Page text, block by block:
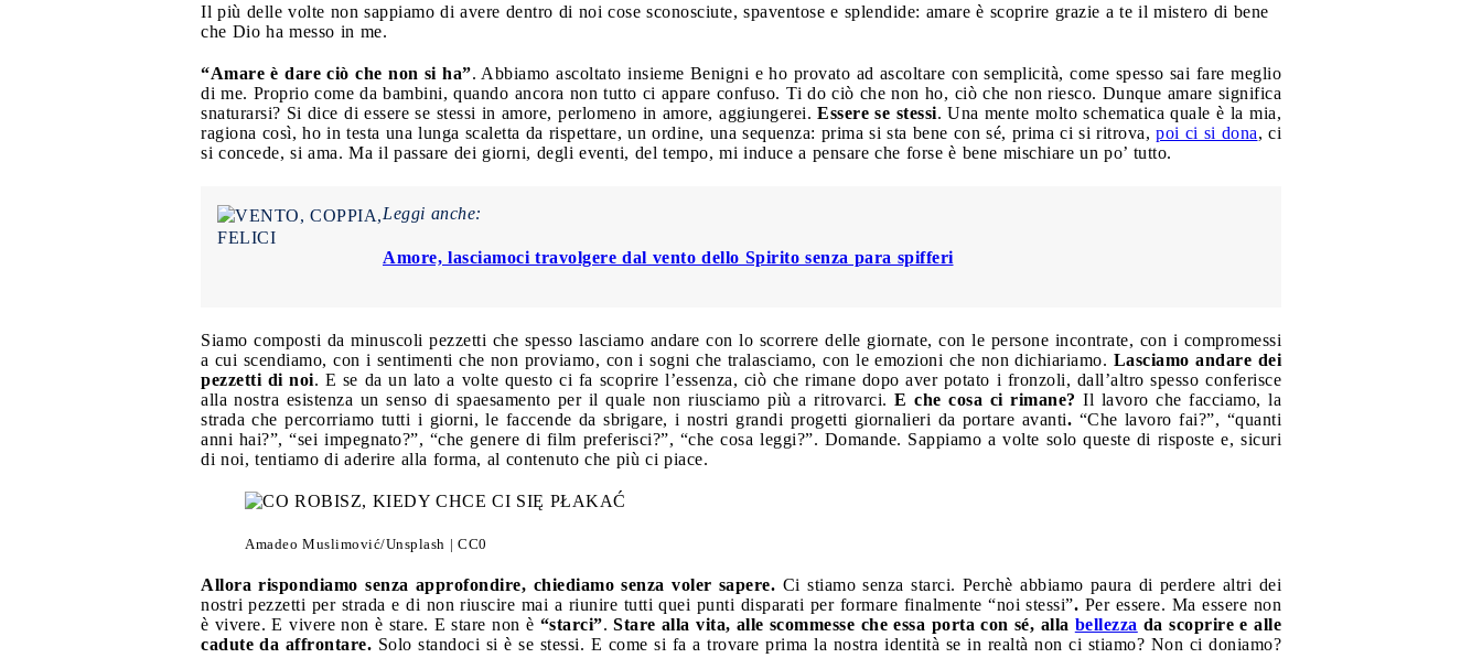
Il più delle volte non sappiamo di avere dentro di noi cose sconosciute, spaventose e splendide: amare è scoprire grazie a te il mistero di bene
che Dio ha messo in me.
“Amare è dare ciò che non si ha”. Abbiamo ascoltato insieme Benigni e ho provato ad ascoltare con semplicità, come spesso sai fare meglio
di me. Proprio come da bambini, quando ancora non tutto ci appare confuso. Ti do ciò che non ho, ciò che non riesco. Dunque amare significa
snaturarsi? Si dice di essere se stessi in amore, perlomeno in amore, aggiungerei.Essere se stessi. Una mente molto schematica quale è la mia,
ragiona così, ho in testa una lunga scaletta da rispettare, un ordine, una sequenza: prima si sta bene con sé, prima ci si ritrova, poi ci si dona, ci
si concede, si ama. Ma il passare dei giorni, degli eventi, del tempo, mi induce a pensare che forse è bene mischiare un po’ tutto.
Leggi anche:
Amore, lasciamoci travolgere dal vento dello Spirito senza para spifferi
Siamo composti da minuscoli pezzetti che spesso lasciamo andare con lo scorrere delle giornate, con le persone incontrate, con i compromessi
a cui scendiamo, con i sentimenti che non proviamo, con i sogni che tralasciamo, con le emozioni che non dichiariamo. Lasciamo andare dei
pezzetti di noi. E se da un lato a volte questo ci fa scoprire l’essenza, ciò che rimane dopo aver potato i fronzoli, dall’altro spesso conferisce
alla nostra esistenza un senso di spaesamento per il quale non riusciamo più a ritrovarci.E che cosa ci rimane?Il lavoro che facciamo, la
strada che percorriamo tutti i giorni, le faccende da sbrigare, i nostri grandi progetti giornalieri da portare avanti. “Che lavoro fai?”, “quanti
anni hai?”, “sei impegnato?”, “che genere di film preferisci?”, “che cosa leggi?”. Domande. Sappiamo a volte solo queste di risposte e, sicuri
di noi, tentiamo di aderire alla forma, al contenuto che più ci piace.
Amadeo Muslimović/Unsplash | CC0
Allora rispondiamo senza approfondire, chiediamo senza voler sapere. Ci stiamo senza starci. Perchè abbiamo paura di perdere altri dei
nostri pezzetti per strada e di non riuscire mai a riunire tutti quei punti disparati per formare finalmente “noi stessi”. Per essere. Ma essere non
è vivere. E vivere non è stare. E stare non è “starci”. Stare alla vita, alle scommesse che essa porta con sé, alla bellezza da scoprire e alle
cadute da affrontare. Solo standoci si è se stessi. E come si fa a trovare prima la nostra identità se in realtà non ci stiamo? Non ci doniamo?